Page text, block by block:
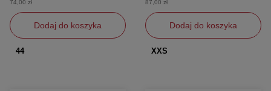
74,00 zł
Dodaj do koszyka
44
87,00 zł
Dodaj do koszyka
XXS